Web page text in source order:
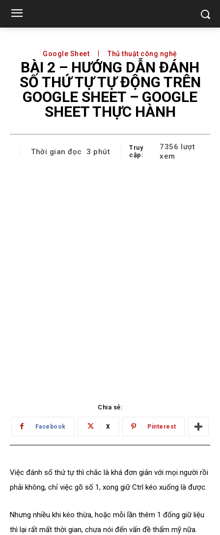
Google Sheet Thủ thuật công nghệ
BÀI 2 – HƯỚNG DẪN ĐÁNH
SỐ THỨ TỰ TỰ ĐỘNG TRÊN
GOOGLE SHEET – GOOGLE
SHEET THỰC HÀNH
Thời gian đọc 3 phút
Truy
cập:
7356 lượt
xem
Chia sẻ:
Facebook X Pinterest
Việc đánh số thứ tự thì chắc là khá đơn giản với mọi người rồi
phải không, chỉ việc gõ số 1, xong giữ Ctrl kéo xuống là được.
Nhưng nhiều khi kéo thừa, hoặc mỗi lần thêm 1 đống giữ liệu
thì lại rất mất thời gian, chưa nói đến vấn đề thẩm mỹ nữa.